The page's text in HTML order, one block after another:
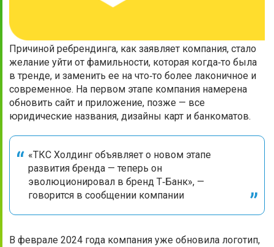
Причиной ребрендинга, как заявляет компания, стало
желание уйти от фамильности, которая когда‑то была
в тренде, и заменить ее на что‑то более лаконичное и
современное. На первом этапе компания намерена
обновить сайт и приложение, позже — все
юридические названия, дизайны карт и банкоматов.
«ТКС Холдинг объявляет о новом этапе
развития бренда — теперь он
эволюционировал в бренд Т‑Банк», —
говорится в сообщении компании
В феврале 2024 года компания уже обновила логотип,